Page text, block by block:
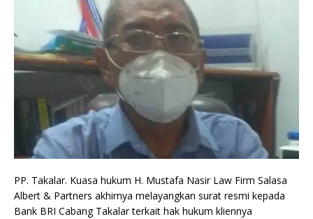
PP. Takalar. Kuasa hukum H. Mustafa Nasir Law Firm Salasa
Albert & Partners akhirnya melayangkan surat resmi kepada
Bank BRI Cabang Takalar terkait hak hukum kliennya